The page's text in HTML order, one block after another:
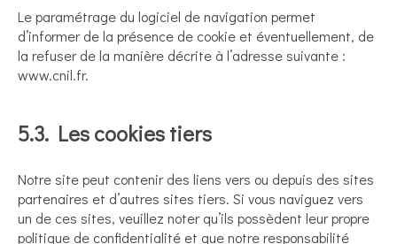
Le paramétrage du logiciel de navigation permet
d’informer de la présence de cookie et éventuellement, de
la refuser de la manière décrite à l’adresse suivante :
www.cnil.fr.
5.3. Les cookies tiers
Notre site peut contenir des liens vers ou depuis des sites
partenaires et d’autres sites tiers. Si vous naviguez vers
un de ces sites, veuillez noter qu’ils possèdent leur propre
politique de confidentialité et que notre responsabilité